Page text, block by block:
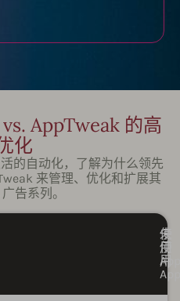
AppTweak 的高
化
的自动化，了解为什么领先
来管理、优化和扩展其
告系列。
未
使
用
使
用